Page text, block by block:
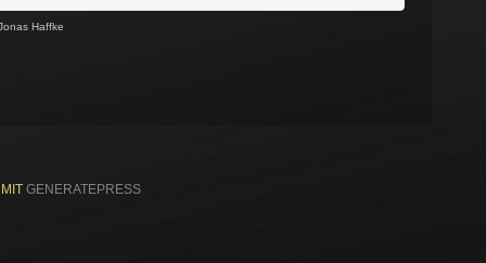
Haffke
GENERATEPRESS